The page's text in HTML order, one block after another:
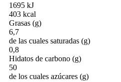
1695 kJ
403 kcal
Grasas (g)
6,7
de las cuales saturadas (g)
0,8
Hidatos de carbono (g)
50
de los cuales azúcares (g)